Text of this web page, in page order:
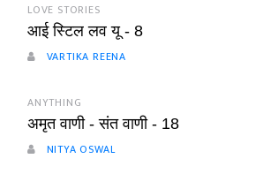
LOVE STORIES
आई स्टिल लव यू - 8
VARTIKA REENA
ANYTHING
अमृत वाणी - संत वाणी - 18
NITYA OSWAL